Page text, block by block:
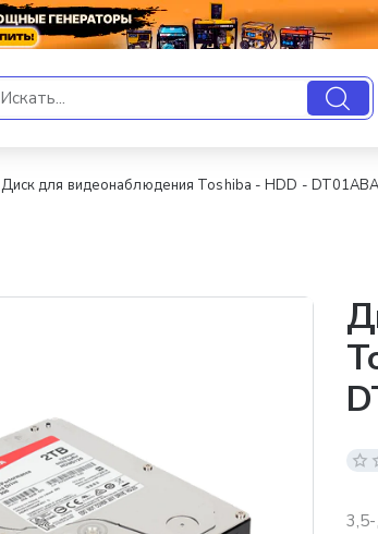
Диск для видеонаблюдения Toshiba - HDD -